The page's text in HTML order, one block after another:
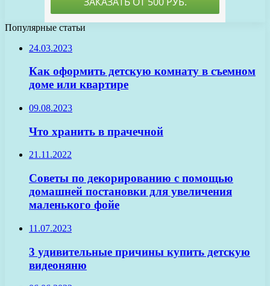
Популярные статьи
24.03.2023
Как оформить детскую комнату в съемном
доме или квартире
09.08.2023
Что хранить в прачечной
21.11.2022
Советы по декорированию с помощью
домашней постановки для увеличения
маленького фойе
11.07.2023
3 удивительные причины купить детскую
видеоняню